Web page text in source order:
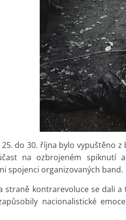
do 30. října bylo vypuštěno
na ozbrojeném spiknutí
spojenci organizovaných band.
straně kontrarevoluce se dali
nacionalistické